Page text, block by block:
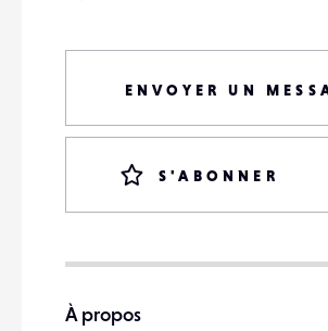
ENVOYER UN
S'ABONNER
À propos